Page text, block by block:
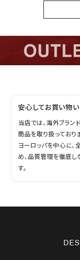
安心してお買い物
当店では、海外ブラ
商品を取り扱っており
ヨーロッパを中心に、
め、品質管理を徹底
す。